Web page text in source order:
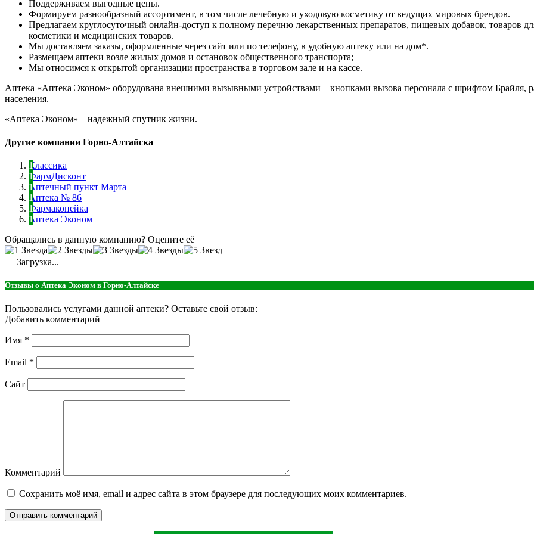
Поддерживаем выгодные цены.
Формируем разнообразный ассортимент, в том числе лечебную и уходовую косметику от ведущих мировых брендов.
Предлагаем круглосуточный онлайн-доступ к полному перечню лекарственных препаратов, пищевых добавок, товаров
косметики и медицинских товаров.
Мы доставляем заказы, оформленные через сайт или по телефону, в удобную аптеку или на дом*.
Размещаем аптеки возле жилых домов и остановок общественного транспорта;
Мы относимся к открытой организации пространства в торговом зале и на кассе.
Аптека «Аптека Эконом» оборудована внешними вызывными устройствами – кнопками вызова персонала с шрифтом
населения.
«Аптека Эконом» – надежный спутник жизни.
Другие компании Горно-Алтайска
Классика
ФармДисконт
Аптечный пункт Марта
Аптека № 86
Фармакопейка
Аптека Эконом
Обращались в данную компанию? Оцените её
Загрузка...
Отзывы о Аптека Эконом в Горно-Алтайске
Пользовались услугами данной аптеки? Оставьте свой отзыв:
Добавить комментарий
Имя *
Email *
Сайт
Комментарий
Сохранить моё имя, email и адрес сайта в этом браузере для последующих моих комментариев.